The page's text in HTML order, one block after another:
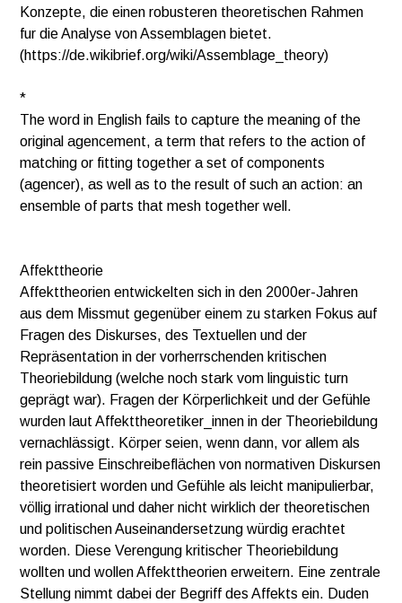
Konzepte, die einen robusteren theoretischen Rahmen
fur die Analyse von Assemblagen bietet.
(https://de.wikibrief.org/wiki/Assemblage_theory)
*
The word in English fails to capture the meaning of the
original agencement, a term that refers to the action of
matching or fitting together a set of components
(agencer), as well as to the result of such an action: an
ensemble of parts that mesh together well.
Affekttheorie
Affekttheorien entwickelten sich in den 2000er-Jahren
aus dem Missmut gegenüber einem zu starken Fokus auf
Fragen des Diskurses, des Textuellen und der
Repräsentation in der vorherrschenden kritischen
Theoriebildung (welche noch stark vom linguistic turn
geprägt war). Fragen der Körperlichkeit und der Gefühle
wurden laut Affekttheoretiker_innen in der Theoriebildung
vernachlässigt. Körper seien, wenn dann, vor allem als
rein passive Einschreibeflächen von normativen Diskursen
theoretisiert worden und Gefühle als leicht manipulierbar,
völlig irrational und daher nicht wirklich der theoretischen
und politischen Auseinandersetzung würdig erachtet
worden. Diese Verengung kritischer Theoriebildung
wollten und wollen Affekttheorien erweitern. Eine zentrale
Stellung nimmt dabei der Begriff des Affekts ein. Duden